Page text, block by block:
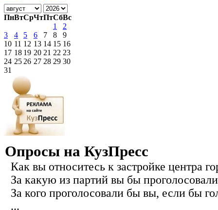
ПнВтСрЧтПтСбВс
1
2
3
4 5 6 7 8
9
10 11 12 13 14 15 16
17 18 19 20 21 22 23
24 25 26 27 28 29 30
31
Опросы на КузПресс
Как вы относитесь к застройке центра
За какую из партий вы бы
За кого проголосовали бы вы, если бы
...